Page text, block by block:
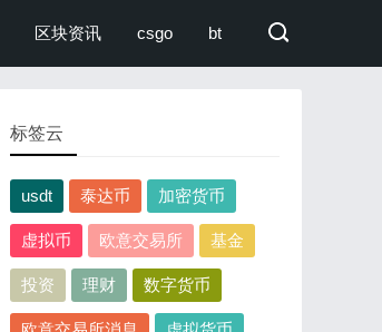
区块资讯 csgo bt
标签云
usdt 泰达币 加密货币
虚拟币 欧意交易所 基金
投资 理财 数字货币